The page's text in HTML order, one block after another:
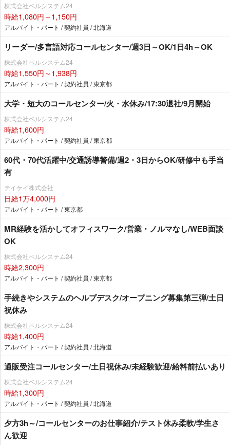
株式会社ベルシステム24
時給1,080円～1,150円
アルバイト・パート / 契約社員 / 北海道
リーダー/多言語対応コールセンター/週3日～OK/1日4h～OK
株式会社ベルシステム24
時給1,550円～1,938円
アルバイト・パート / 契約社員 / 東京都
大学・短大のコールセンター/火・水休み/17:30退社/9月開始
株式会社ベルシステム24
時給1,600円
アルバイト・パート / 契約社員 / 東京都
60代・70代活躍中/交通誘導警備/週2・3日からOK/研修中も手当
有
テイケイ株式会社
日給1万4,000円
アルバイト・パート / 東京都
MR経験を活かしてオフィスワーク/営業・ノルマなし/WEB面談
OK
株式会社ベルシステム24
時給2,300円
アルバイト・パート / 契約社員 / 東京都
手続きやシステムのヘルプデスク/オープニング募集第三弾/土日
祝休み
株式会社ベルシステム24
時給1,400円
アルバイト・パート / 契約社員 / 北海道
通販受注コールセンター/土日祝休み/未経験歓迎/給料前払いあり
株式会社ベルシステム24
時給1,300円
アルバイト・パート / 契約社員 / 北海道
夕方3h～/コールセンターのお仕事紹介/テスト休み柔軟/学生さ
ん歓迎